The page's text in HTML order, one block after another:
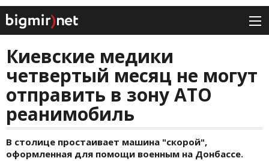
Киевские медики
четвертый месяц не могут
отправить в зону АТО
реанимобиль
В столице простаивает машина "скорой",
оформленная для помощи военным на Донбассе.